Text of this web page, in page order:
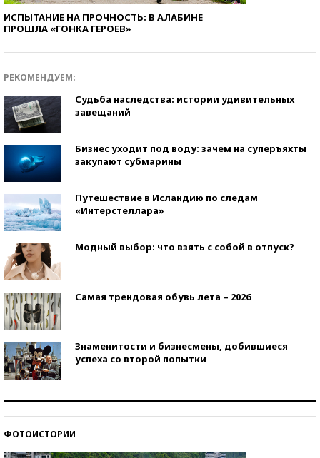
ИСПЫТАНИЕ НА ПРОЧНОСТЬ: В АЛАБИНЕ
ПРОШЛА «ГОНКА ГЕРОЕВ»
РЕКОМЕНДУЕМ:
Судьба наследства: истории удивительных
завещаний
Бизнес уходит под воду: зачем на суперъяхты
закупают субмарины
Путешествие в Исландию по следам
«Интерстеллара»
Модный выбор: что взять с собой в отпуск?
Самая трендовая обувь лета – 2026
Знаменитости и бизнесмены, добившиеся
успеха со второй попытки
ФОТОИСТОРИИ